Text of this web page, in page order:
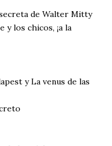
secreta de Walter Mitty
y los chicos, ¡a la
y La venus de las